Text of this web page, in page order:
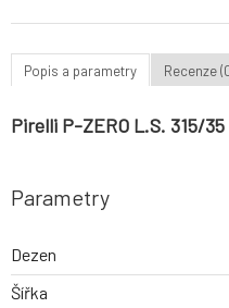
Popis a parametry Recenze
Pirelli P-ZERO L.S. 315/35
Parametry
Dezen
Šířka